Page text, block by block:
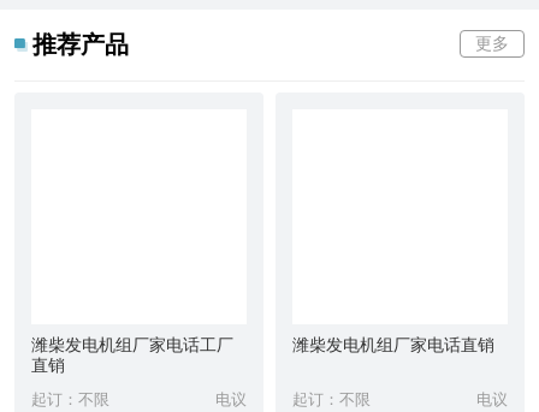
搭载潍柴自主研发的高性能发动机,动力澎湃,燃油消耗低,
住宅区等对静音要求较高的场所。
推荐产品 更多
潍柴发电机组厂家电话工厂
直销
起订：不限 电议
潍柴发电机组厂家电话直销
起订：不限 电议